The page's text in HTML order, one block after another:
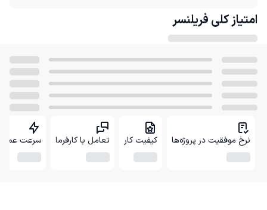
امتیاز کلی فریلنسر
نرخ موفقیت در پروژه‌ها کیفیت کار تعامل با کارفرما سرعت عمل